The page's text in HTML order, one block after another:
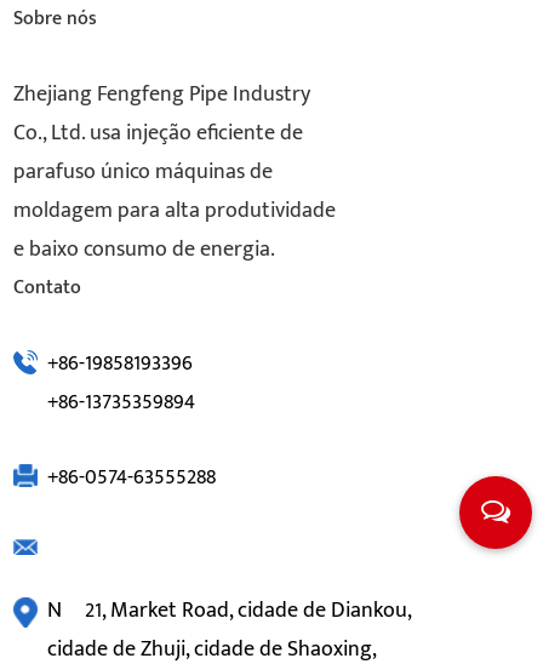
Sobre nós
Zhejiang Fengfeng Pipe Industry
Co., Ltd. usa injeção eficiente de
parafuso único máquinas de
moldagem para alta produtividade
e baixo consumo de energia.
Contato
+86-19858193396
+86-13735359894
+86-0574-63555288
Nº 21, Market Road, cidade de Diankou,
cidade de Zhuji, cidade de Shaoxing,